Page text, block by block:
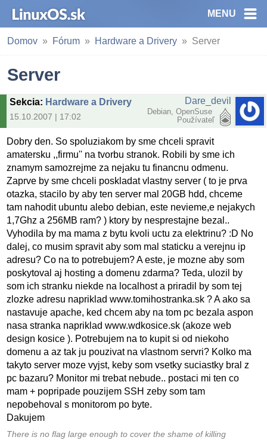
MENU
Domov Fórum Hardware a Drivery Server
Server
Sekcia: Hardware a Drivery
15.10.2007 | 17:02
Dare_devil
Debian, OpenSuse
Používateľ
Dobry den. So spoluziakom by sme chceli spravit
amatersku ,,firmu'' na tvorbu stranok. Robili by sme ich
znamym samozrejme za nejaku tu financnu odmenu.
Zaprve by sme chceli poskladat vlastny server ( to je prva
otazka, stacilo by aby ten server mal 20GB hdd, chceme
tam nahodit ubuntu alebo debian, este nevieme,e nejakych
1,7Ghz a 256MB ram? ) ktory by nesprestajne bezal..
Vyhodila by ma mama z bytu kvoli uctu za elektrinu? :D No
dalej, co musim spravit aby som mal staticku a verejnu ip
adresu? Co na to potrebujem? A este, je mozne aby som
poskytoval aj hosting a domenu zdarma? Teda, ulozil by
som ich stranku niekde na localhost a priradil by som tej
zlozke adresu napriklad www.tomihostranka.sk ? A ako sa
nastavuje apache, ked chcem aby na tom pc bezala aspon
nasa stranka napriklad www.wdkosice.sk (akoze web
design kosice ). Potrebujem na to kupit si od niekoho
domenu a az tak ju pouzivat na vlastnom servri? Kolko ma
takyto server moze vyjst, keby som vsetky suciastky bral z
pc bazaru? Monitor mi trebat nebude.. postaci mi ten co
mam + popripade pouzijem SSH zeby som tam
nepobehoval s monitorom po byte.
Dakujem
There is no flag large enough to cover the shame of killing